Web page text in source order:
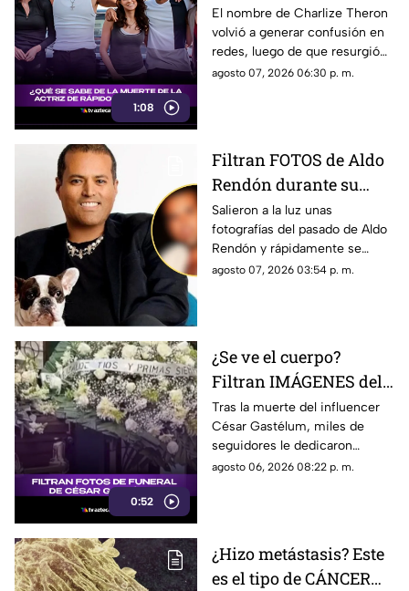
1:08
vivió el PEOR momento
de su vida; esto se sabe
El nombre de Charlize Theron
volvió a generar confusión en
redes, luego de que resurgió
fue el dramático episodio
agosto 07, 2026 06:30 p. m.
Filtran FOTOS de Aldo
Rendón durante su
juventud; ¿quién es y
por qué todos hablan
de él?
Salieron a la luz unas
fotografías del pasado de Aldo
Rendón y rápidamente se
hicieron virales por cómo se
agosto 07, 2026 03:54 p. m.
0:52
¿Se ve el cuerpo?
Filtran IMÁGENES del
funeral de César
Gastélum [VIDEO]
Tras la muerte del influencer
César Gastélum, miles de
seguidores le dedicaron
mensajes de despedida,
agosto 06, 2026 08:22 p. m.
¿Hizo metástasis? Este
es el tipo de CÁNCER